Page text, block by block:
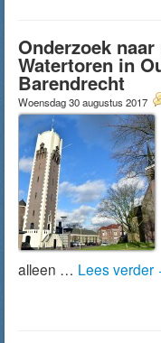
Onderzoek
Watertoren in
Barendrecht
Woensdag 30 augustus 2017
alleen … Lees verder